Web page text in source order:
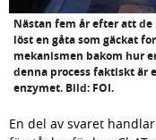
Nästan fem år efter att
löst en gåta som gäckat
mekanismen bakom hur
denna process faktiskt är
enzymet. Bild: FOI.
En del av svaret